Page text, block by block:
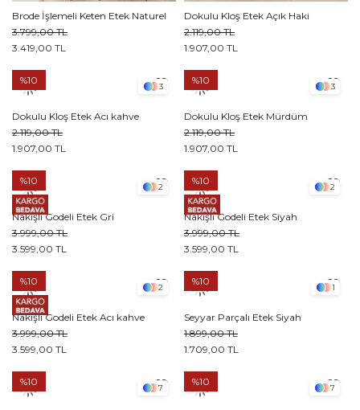
Brode İşlemeli Keten Etek Naturel
3.419,00 TL
3.799,00 TL
Dokulu Kloş Etek Açık Haki
1.907,00 TL
2.119,00 TL
3
Dokulu Kloş Etek Acı kahve
1.907,00 TL
2.119,00 TL
%10
3
Dokulu Kloş Etek Mürdüm
1.907,00 TL
2.119,00 TL
%10
2
Nakışlı Godeli Etek Gri
3.599,00 TL
3.999,00 TL
%10
2
Nakışlı Godeli Etek Siyah
3.599,00 TL
3.999,00 TL
%10
2
Nakışlı Godeli Etek Acı kahve
3.599,00 TL
3.999,00 TL
%10
1
Seyyar Parçalı Etek Siyah
1.709,00 TL
1.899,00 TL
%10
7
%10
7
%10